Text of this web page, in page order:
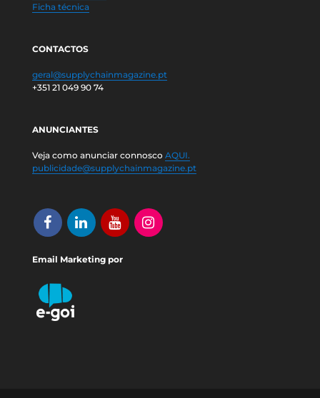
Ficha técnica
CONTACTOS
geral@supplychainmagazine.pt
+351 21 049 90 74
ANUNCIANTES
Veja como anunciar connosco AQUI.
publicidade@supplychainmagazine.pt
Email Marketing por